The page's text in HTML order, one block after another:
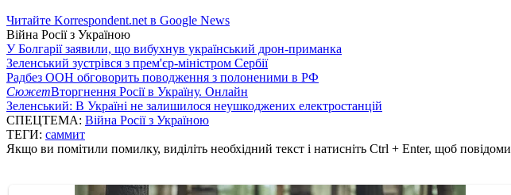
Читайте Korrespondent.net в Google News
Війна Росії з Україною
У Болгарії заявили, що вибухнув український дрон-приманка
Зеленський зустрівся з прем'єр-міністром Сербії
Радбез ООН обговорить поводження з полоненими в РФ
СюжетВторгнення Росії в Україну. Онлайн
Зеленський: В Україні не залишилося неушкоджених електростанцій
СПЕЦТЕМА: Війна Росії з Україною
ТЕГИ: саммит
Якщо ви помітили помилку, виділіть необхідний текст і натисніть Ctrl + Enter, щоб